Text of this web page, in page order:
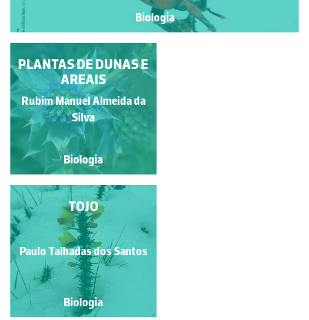
Biologia
MOSCA-DOMÉSTICA
Natacha Martinho
Biologia
PLANTAS DE DUNAS E
AREAIS
Rubim Manuel Almeida da
Silva
Biologia
BACILA; FUNCHO-DO-
MAR; FUNCHO-
MARINHO; FUNCHO-
MARÍTIMO;
PERREXIL-DO-MAR
Paulo Talhadas dos Santos
Biologia
TOJO
Paulo Talhadas dos Santos
Biologia